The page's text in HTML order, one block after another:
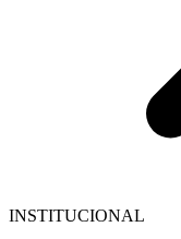
INSTITUCIONAL